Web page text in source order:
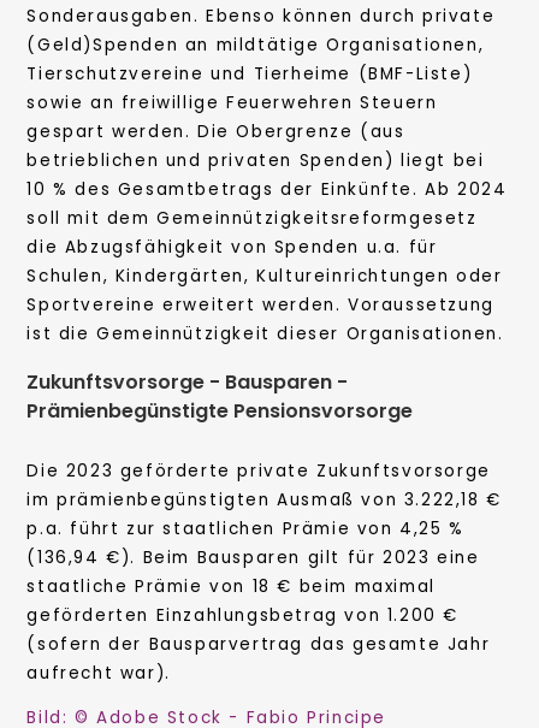
Sonderausgaben. Ebenso können durch private
(Geld)Spenden an mildtätige Organisationen,
Tierschutzvereine und Tierheime (BMF-Liste)
sowie an freiwillige Feuerwehren Steuern
gespart werden. Die Obergrenze (aus
betrieblichen und privaten Spenden) liegt bei
10 % des Gesamtbetrags der Einkünfte. Ab 2024
soll mit dem Gemeinnützigkeitsreformgesetz
die Abzugsfähigkeit von Spenden u.a. für
Schulen, Kindergärten, Kultureinrichtungen oder
Sportvereine erweitert werden. Voraussetzung
ist die Gemeinnützigkeit dieser Organisationen.
Zukunftsvorsorge - Bausparen -
Prämienbegünstigte Pensionsvorsorge
Die 2023 geförderte private Zukunftsvorsorge
im prämienbegünstigten Ausmaß von 3.222,18 €
p.a. führt zur staatlichen Prämie von 4,25 %
(136,94 €). Beim Bausparen gilt für 2023 eine
staatliche Prämie von 18 € beim maximal
geförderten Einzahlungsbetrag von 1.200 €
(sofern der Bausparvertrag das gesamte Jahr
aufrecht war).
Bild: © Adobe Stock - Fabio Principe